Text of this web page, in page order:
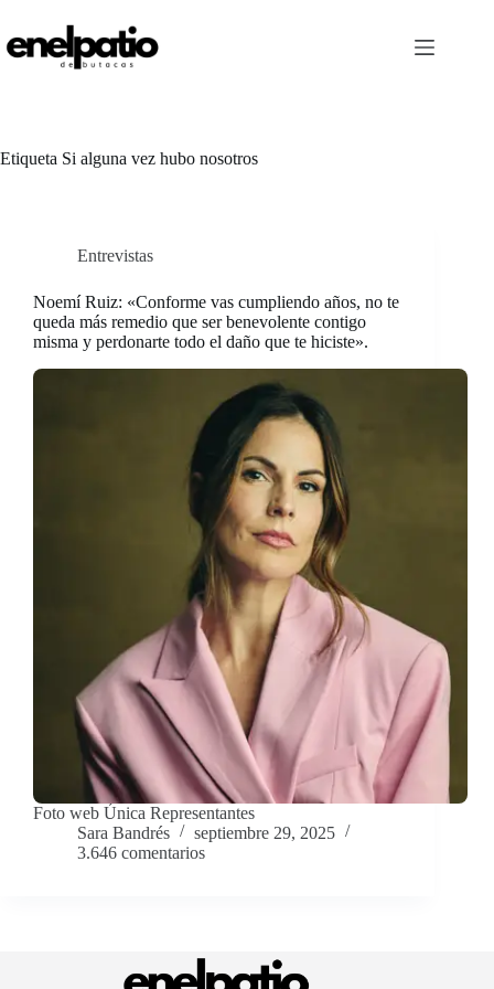
contenido
Etiqueta Si alguna vez hubo nosotros
Entrevistas
Noemí Ruiz: «Conforme vas cumpliendo años, no te
queda más remedio que ser benevolente contigo
misma y perdonarte todo el daño que te hiciste».
Foto web Única Representantes
Sara Bandrés
septiembre 29, 2025
3.646 comentarios